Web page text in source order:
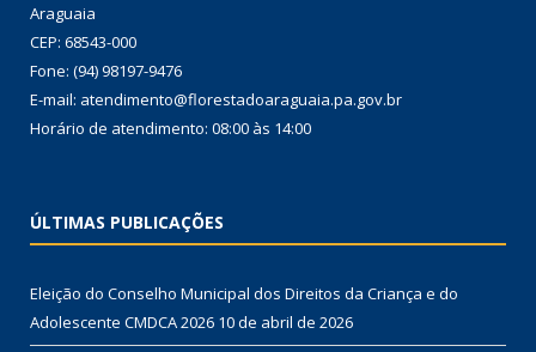
Araguaia
CEP: 68543-000
Fone: (94) 98197-9476
E-mail: atendimento@florestadoaraguaia.pa.gov.br
Horário de atendimento: 08:00 às 14:00
ÚLTIMAS PUBLICAÇÕES
Eleição do Conselho Municipal dos Direitos da Criança e do
Adolescente CMDCA 2026 10 de abril de 2026